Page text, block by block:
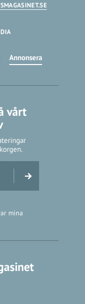
Annonsera
vårt
mina